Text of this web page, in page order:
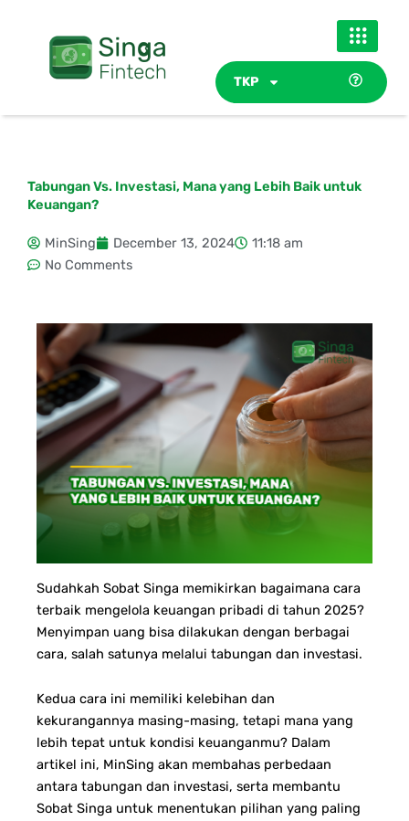
TKP
Tabungan Vs. Investasi, Mana yang Lebih Baik untuk
Keuangan?
MinSing December 13, 2024
11:18 am
No Comments
Sudahkah Sobat Singa memikirkan bagaimana cara
terbaik mengelola keuangan pribadi di tahun 2025?
Menyimpan uang bisa dilakukan dengan berbagai
cara, salah satunya melalui tabungan dan investasi.
Kedua cara ini memiliki kelebihan dan
kekurangannya masing-masing, tetapi mana yang
lebih tepat untuk kondisi keuanganmu? Dalam
artikel ini, MinSing akan membahas perbedaan
antara tabungan dan investasi, serta membantu
Sobat Singa untuk menentukan pilihan yang paling